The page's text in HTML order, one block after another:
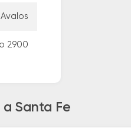
2900
Santa Fe